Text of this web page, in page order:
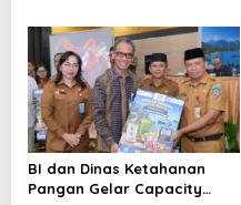
Minum Bagi Investor
BI dan Dinas Ketahanan
Pangan Gelar Capacity